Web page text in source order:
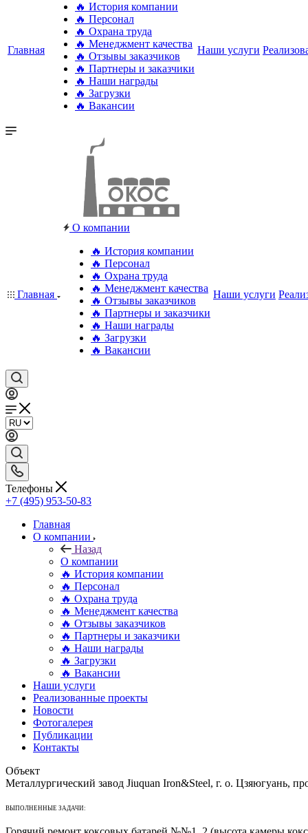
Главная
🔥 История компании
🔥 Персонал
🔥 Охрана труда
🔥 Менеджмент качества
🔥 Отзывы заказчиков
🔥 Партнеры и заказчики
🔥 Наши награды
🔥 Загрузки
🔥 Вакансии
Наши услуги
Главная
О компании
🔥 История компании
🔥 Персонал
🔥 Охрана труда
🔥 Менеджмент качества
🔥 Отзывы заказчиков
🔥 Партнеры и заказчики
🔥 Наши награды
🔥 Загрузки
🔥 Вакансии
Наши услуги
Телефоны
+7 (495) 953-50-83
Главная
О компании
Назад
О компании
🔥 История компании
🔥 Персонал
🔥 Охрана труда
🔥 Менеджмент качества
🔥 Отзывы заказчиков
🔥 Партнеры и заказчики
🔥 Наши награды
🔥 Загрузки
🔥 Вакансии
Наши услуги
Реализованные проекты
Новости
Фотогалерея
Публикации
Контакты
Объект
Металлургический завод Jiuquan Iron&Steel, г. о. Цзяюгуань,
ВЫПОЛНЕННЫЕ ЗАДАЧИ: